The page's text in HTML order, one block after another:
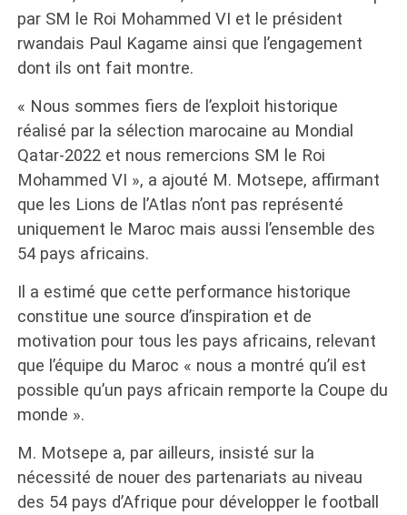
par SM le Roi Mohammed VI et le président
rwandais Paul Kagame ainsi que l’engagement
dont ils ont fait montre.
« Nous sommes fiers de l’exploit historique
réalisé par la sélection marocaine au Mondial
Qatar-2022 et nous remercions SM le Roi
Mohammed VI », a ajouté M. Motsepe, affirmant
que les Lions de l’Atlas n’ont pas représenté
uniquement le Maroc mais aussi l’ensemble des
54 pays africains.
Il a estimé que cette performance historique
constitue une source d’inspiration et de
motivation pour tous les pays africains, relevant
que l’équipe du Maroc « nous a montré qu’il est
possible qu’un pays africain remporte la Coupe du
monde ».
M. Motsepe a, par ailleurs, insisté sur la
nécessité de nouer des partenariats au niveau
des 54 pays d’Afrique pour développer le football